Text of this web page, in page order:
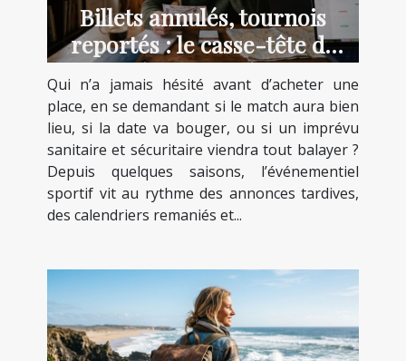
Billets annulés, tournois
reportés : le casse-tête de
l’incertitude
Qui n’a jamais hésité avant d’acheter une
place, en se demandant si le match aura bien
lieu, si la date va bouger, ou si un imprévu
sanitaire et sécuritaire viendra tout balayer ?
Depuis quelques saisons, l’événementiel
sportif vit au rythme des annonces tardives,
des calendriers remaniés et...